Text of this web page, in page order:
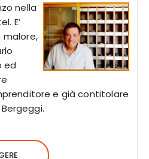
nella
E’
ed
e già contitolare